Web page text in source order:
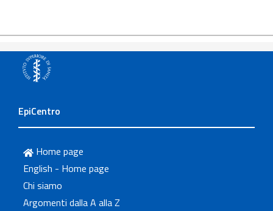
EpiCentro
Home page
English - Home page
Chi siamo
Argomenti dalla A alla Z